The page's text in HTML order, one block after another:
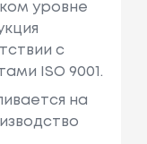
уровне
с
ISO 9001.
на